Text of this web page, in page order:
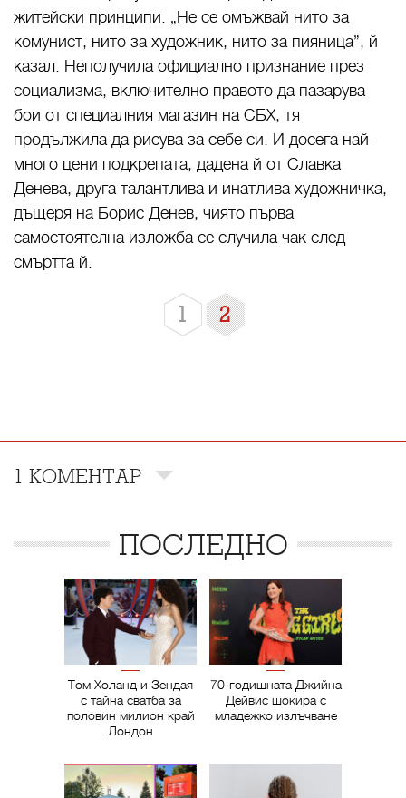
житейски принципи. „Не се омъжвай нито за
комунист, нито за художник, нито за пияница”, й
казал. Неполучила официално признание през
социализма, включително правото да пазарува
бои от специалния магазин на СБХ, тя
продължила да рисува за себе си. И досега най-
много цени подкрепата, дадена й от Славка
Денева, друга талантлива и инатлива художничка,
дъщеря на Борис Денев, чиято първа
самостоятелна изложба се случила чак след
смъртта й.
1 2
1 КОМЕНТАР
ПОСЛЕДНО
Том Холанд и Зендая
с тайна сватба за
половин милион край
Лондон
70-годишната Джийна
Дейвис шокира с
младежко излъчване